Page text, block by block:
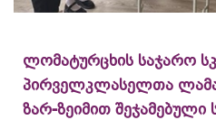
ლომატურცხის საჯარო
პირველკლასელთა
ზარ-ზეიმით